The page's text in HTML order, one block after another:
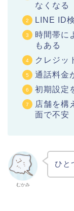
なくなる
LINE ID
時間帯に
もある
クレジッ
通話料金
初期設定
店舗を構
面で不安
むかみ
ひと